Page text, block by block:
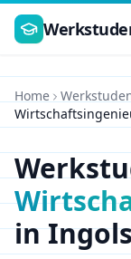
Zum Hauptinhalt
Home
in